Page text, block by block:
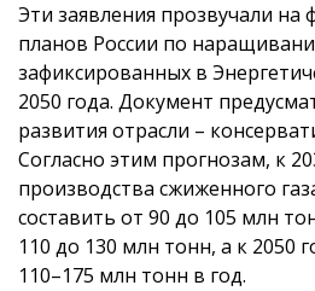
Эти заявления прозвучали
планов России по
зафиксированных в
2050 года. Документ
развития отрасли –
Согласно этим прогнозам, к
производства сжиженного
составить от 90 до 105 млн
110 до 130 млн тонн, а к 2050
110–175 млн тонн в год.